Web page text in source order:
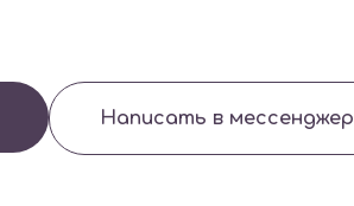
Написать в мессенджер